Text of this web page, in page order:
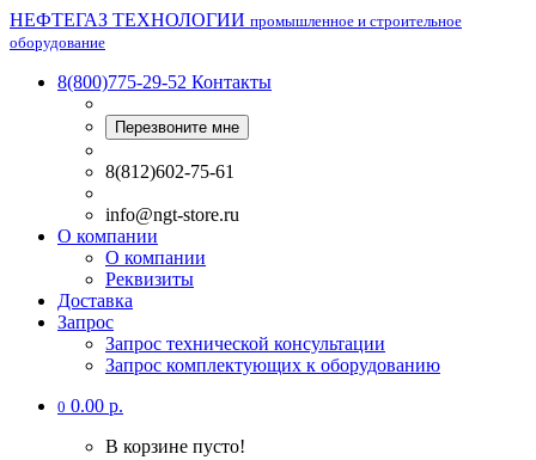
НЕФТЕГАЗ ТЕХНОЛОГИИ промышленное и строительное
оборудование
8(800)775-29-52 Контакты
Перезвоните мне
8(812)602-75-61
info@ngt-store.ru
О компании
О компании
Реквизиты
Доставка
Запрос
Запрос технической консультации
Запрос комплектующих к оборудованию
0 0.00 р.
В корзине пусто!